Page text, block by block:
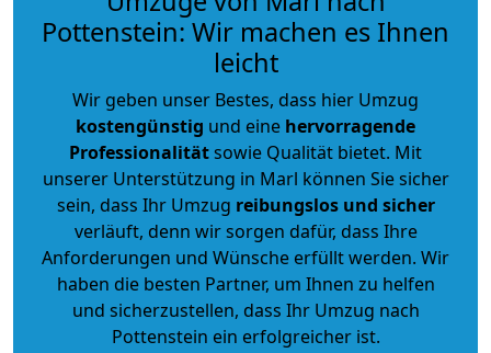
Pottenstein: Wir machen es Ihnen
leicht
Wir geben unser Bestes, dass hier Umzug
kostengünstig und eine hervorragende
Professionalitätsowie Qualität bietet. Mit
unserer Unterstützung in Marl können Sie sicher
sein, dass Ihr Umzug reibungslos und sicher
verläuft, denn wir sorgen dafür, dass Ihre
Anforderungen und Wünsche erfüllt werden. Wir
haben die besten Partner, um Ihnen zu helfen
und sicherzustellen, dass Ihr Umzug nach
Pottenstein ein erfolgreicher ist.